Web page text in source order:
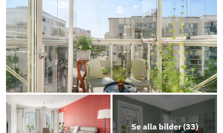
Energideklaration - Brf Båtsman i Bromma
Årsredovisning 2024
Årsredovisning 2025
Se alla bilder (33)